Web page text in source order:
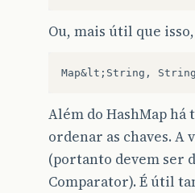
Ou, mais útil que
Além do HashMap
ordenar as chaves. A
(portanto devem ser
Comparator). É útil